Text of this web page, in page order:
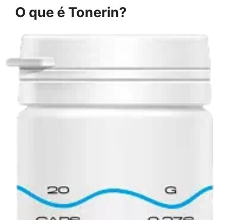
O que é Tonerin?